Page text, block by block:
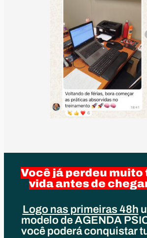
Você já perdeu muito
vida antes de
Logo nas primeiras 48h
modelo de AGENDA
você poderá conquistar